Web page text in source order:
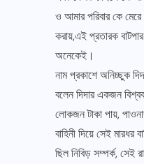
ও আমার পরিবার কে
করায়,এই প্রতারক
অনেকেই।
নাম প্রকাশে অনিচ্ছুক
বলেন দিদার একজন
লোকজন টাকা পায়,
বাহিনী দিয়ে সেই
ছিল নিবিড় সম্পর্ক,